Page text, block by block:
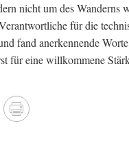
nicht um des
für die
fand anerkennende
für eine willkommene